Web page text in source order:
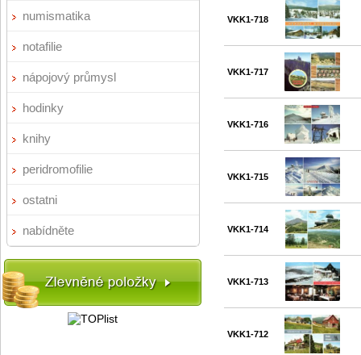
numismatika
notafilie
nápojový průmysl
hodinky
knihy
peridromofilie
ostatni
nabídněte
VKK1-718
VKK1-717
VKK1-716
VKK1-715
VKK1-714
VKK1-713
VKK1-712